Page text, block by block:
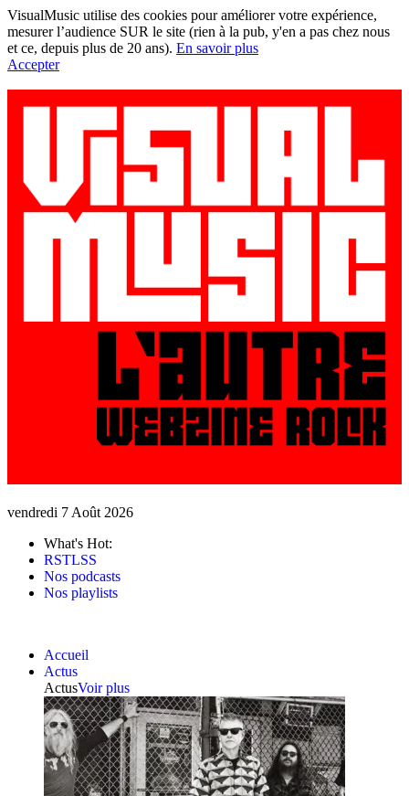
VisualMusic utilise des cookies pour améliorer votre expérience,
mesurer l’audience SUR le site (rien à la pub, y'en a pas chez nous
et ce, depuis plus de 20 ans). En savoir plus
Accepter
vendredi 7 Août 2026
What's Hot:
RSTLSS
Nos podcasts
Nos playlists
Accueil
Actus
ActusVoir plus